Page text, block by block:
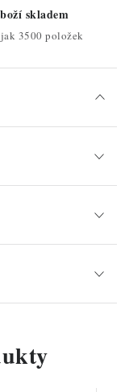
skladem
3500 položek